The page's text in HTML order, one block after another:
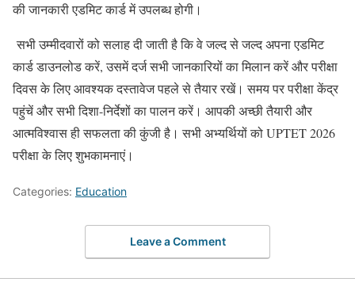
की जानकारी एडमिट कार्ड में उपलब्ध होगी।
सभी उम्मीदवारों को सलाह दी जाती है कि वे जल्द से जल्द अपना एडमिट
कार्ड डाउनलोड करें, उसमें दर्ज सभी जानकारियों का मिलान करें और परीक्षा
दिवस के लिए आवश्यक दस्तावेज पहले से तैयार रखें। समय पर परीक्षा केंद्र
पहुंचें और सभी दिशा-निर्देशों का पालन करें। आपकी अच्छी तैयारी और
आत्मविश्वास ही सफलता की कुंजी है। सभी अभ्यर्थियों को UPTET 2026
परीक्षा के लिए शुभकामनाएं।
Categories: Education
Leave a Comment